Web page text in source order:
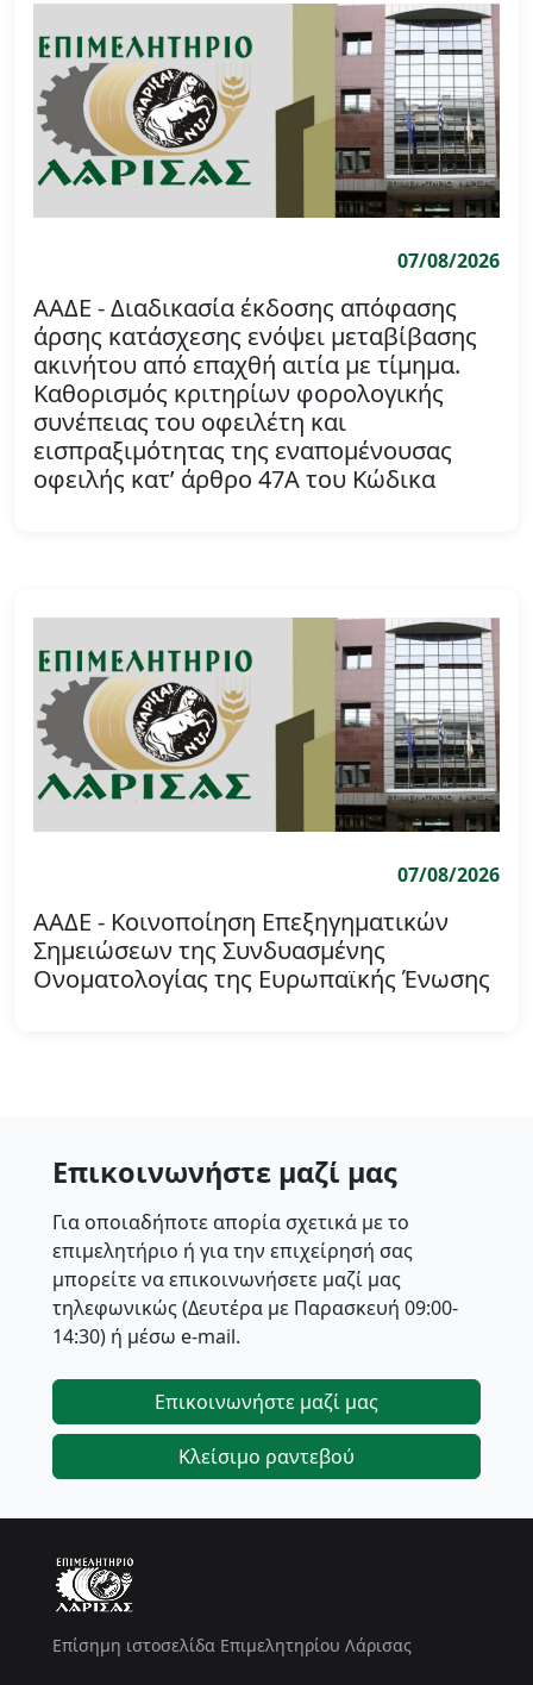
07/08/2026
ΑΑΔΕ - Διαδικασία έκδοσης απόφασης
άρσης κατάσχεσης ενόψει μεταβίβασης
ακινήτου από επαχθή αιτία με τίμημα.
Καθορισμός κριτηρίων φορολογικής
συνέπειας του οφειλέτη και
εισπραξιμότητας της εναπομένουσας
οφειλής κατ’ άρθρο 47Α του Κώδικα
07/08/2026
ΑΑΔΕ - Κοινοποίηση Επεξηγηματικών
Σημειώσεων της Συνδυασμένης
Ονοματολογίας της Ευρωπαϊκής Ένωσης
Επικοινωνήστε μαζί μας
Για οποιαδήποτε απορία σχετικά με το
επιμελητήριο ή για την επιχείρησή σας
μπορείτε να επικοινωνήσετε μαζί μας
τηλεφωνικώς (Δευτέρα με Παρασκευή 09:00-
14:30) ή μέσω e-mail.
Επικοινωνήστε μαζί μας
Κλείσιμο ραντεβού
Επίσημη ιστοσελίδα Επιμελητηρίου Λάρισας